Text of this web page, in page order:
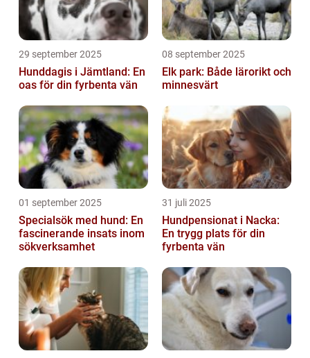
29 september 2025
Hunddagis i Jämtland: En
oas för din fyrbenta vän
08 september 2025
Elk park: Både lärorikt och
minnesvärt
01 september 2025
Specialsök med hund: En
fascinerande insats inom
sökverksamhet
31 juli 2025
Hundpensionat i Nacka:
En trygg plats för din
fyrbenta vän